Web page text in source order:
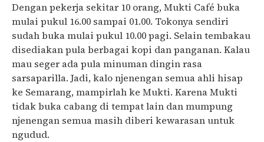
Dengan pekerja sekitar 10 orang, Mukti Café buka
mulai pukul 16.00 sampai 01.00. Tokonya sendiri
sudah buka mulai pukul 10.00 pagi. Selain tembakau
disediakan pula berbagai kopi dan panganan. Kalau
mau seger ada pula minuman dingin rasa
sarsaparilla. Jadi, kalo njenengan semua ahli hisap
ke Semarang, mampirlah ke Mukti. Karena Mukti
tidak buka cabang di tempat lain dan mumpung
njenengan semua masih diberi kewarasan untuk
ngudud.